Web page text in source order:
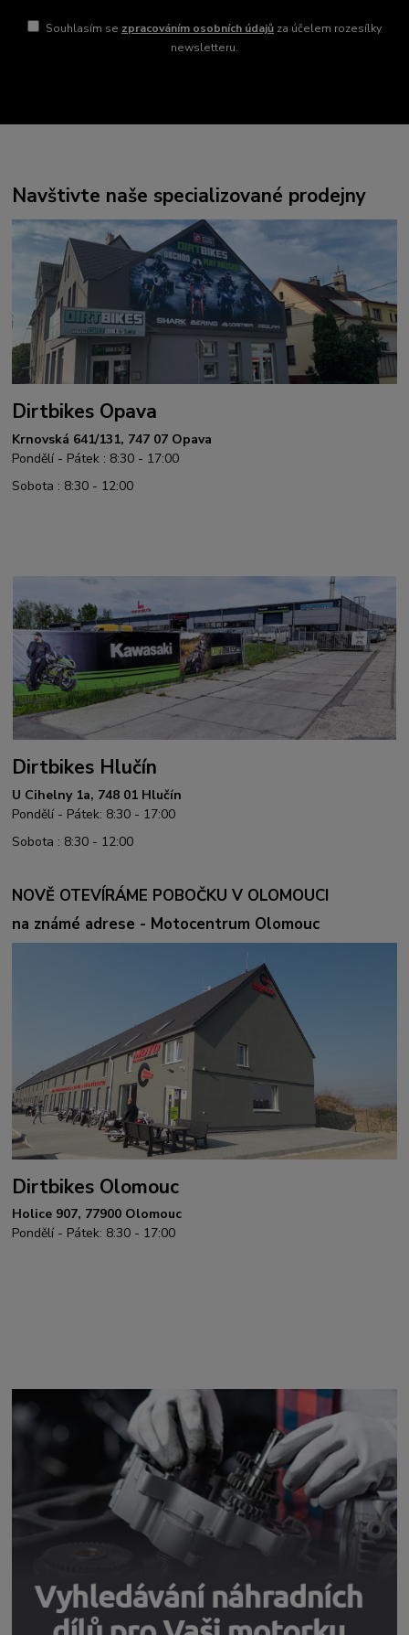
Souhlasím se zpracováním osobních údajůza účelem rozesílky
newsletteru.
Navštivte naše specializované prodejny
Dirtbikes Opava
Krnovská 641/131, 747 07 Opava
Pondělí - Pátek : 8:30 - 17:00
Sobota : 8:30 - 12:00
Dirtbikes Hlučín
U Cihelny 1a, 748 01 Hlučín
Pondělí - Pátek: 8:30 - 17:00
Sobota : 8:30 - 12:00
NOVĚ OTEVÍRÁME POBOČKU V OLOMOUCI
na známé adrese - Motocentrum Olomouc
Dirtbikes Olomouc
Holice 907, 77900 Olomouc
Pondělí - Pátek: 8:30 - 17:00